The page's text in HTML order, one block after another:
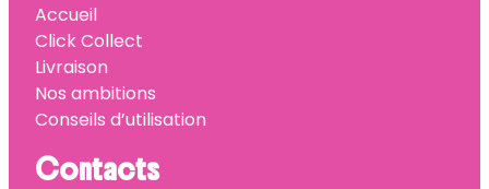
Accueil
Click Collect
Livraison
Nos ambitions
Conseils d’utilisation
Contacts